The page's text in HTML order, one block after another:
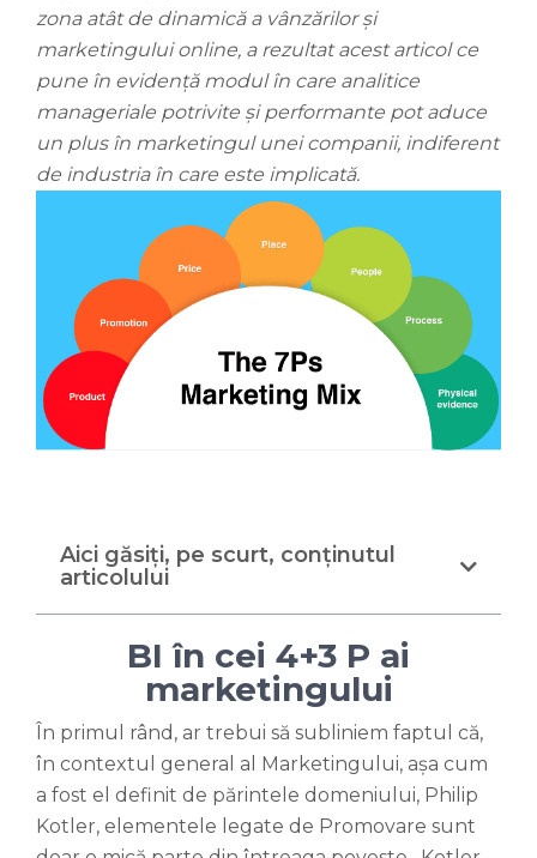
zona atât de dinamică a vânzărilor și
marketingului online, a rezultat acest articol ce
pune în evidență modul în care analitice
manageriale potrivite și performante pot aduce
un plus în marketingul unei companii, indiferent
de industria în care este implicată.
Aici găsiți, pe scurt, conținutul
articolului
BI în cei 4+3 P ai
marketingului
În primul rând, ar trebui să subliniem faptul că,
în contextul general al Marketingului, așa cum
a fost el definit de părintele domeniului, Philip
Kotler, elementele legate de Promovare sunt